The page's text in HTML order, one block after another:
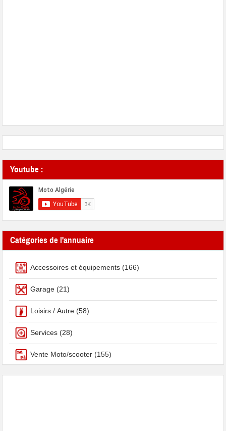
Youtube :
Catégories de l'annuaire
Accessoires et équipements (166)
Garage (21)
Loisirs / Autre (58)
Services (28)
Vente Moto/scooter (155)